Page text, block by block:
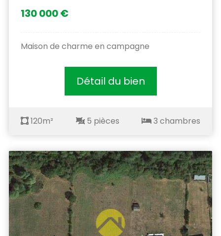
130 000 €
Maison de charme en campagne
Détail du bien
120m² 5 pièces 3 chambres